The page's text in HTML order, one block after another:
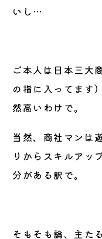
いし…
ご本人は日本三大
の指に入ってます
然高いわけで。
当然、商社マンは
りからスキルアッ
分がある訳で。
そもそも論、主た